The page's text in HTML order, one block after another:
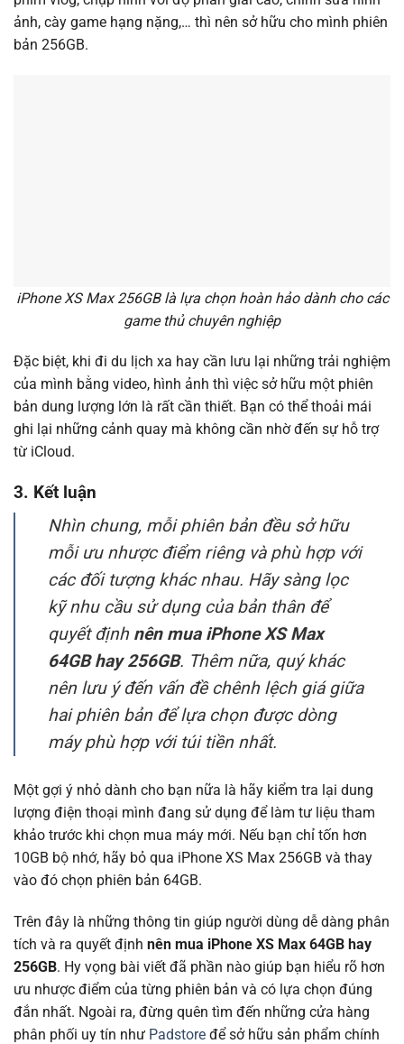
ảnh, cày game hạng nặng,… thì nên sở hữu cho mình phiên
bản 256GB.
iPhone XS Max 256GB là lựa chọn hoàn hảo dành cho các
game thủ chuyên nghiệp
Đặc biệt, khi đi du lịch xa hay cần lưu lại những trải nghiệm
của mình bằng video, hình ảnh thì việc sở hữu một phiên
bản dung lượng lớn là rất cần thiết. Bạn có thể thoải mái
ghi lại những cảnh quay mà không cần nhờ đến sự hỗ trợ
từ iCloud.
3. Kết luận
Nhìn chung, mỗi phiên bản đều sở hữu
mỗi ưu nhược điểm riêng và phù hợp với
các đối tượng khác nhau. Hãy sàng lọc
kỹ nhu cầu sử dụng của bản thân để
quyết địnhnên mua iPhone XS Max
64GB hay 256GB. Thêm nữa, quý khác
nên lưu ý đến vấn đề chênh lệch giá giữa
hai phiên bản để lựa chọn được dòng
máy phù hợp với túi tiền nhất.
Một gợi ý nhỏ dành cho bạn nữa là hãy kiểm tra lại dung
lượng điện thoại mình đang sử dụng để làm tư liệu tham
khảo trước khi chọn mua máy mới. Nếu bạn chỉ tốn hơn
10GB bộ nhớ, hãy bỏ qua iPhone XS Max 256GB và thay
vào đó chọn phiên bản 64GB.
Trên đây là những thông tin giúp người dùng dễ dàng phân
tích và ra quyết định nên mua iPhone XS Max 64GB hay
256GB. Hy vọng bài viết đã phần nào giúp bạn hiểu rõ hơn
ưu nhược điểm của từng phiên bản và có lựa chọn đúng
đắn nhất. Ngoài ra, đừng quên tìm đến những cửa hàng
phân phối uy tín như Padstore để sở hữu sản phẩm chính